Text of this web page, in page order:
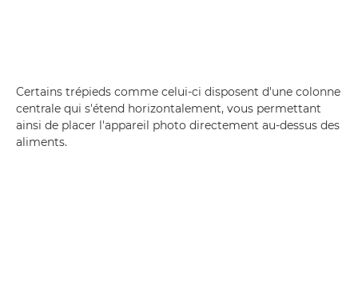
Certains trépieds comme celui-ci disposent d'une colonne
centrale qui s'étend horizontalement, vous permettant
ainsi de placer l'appareil photo directement au-dessus des
aliments.